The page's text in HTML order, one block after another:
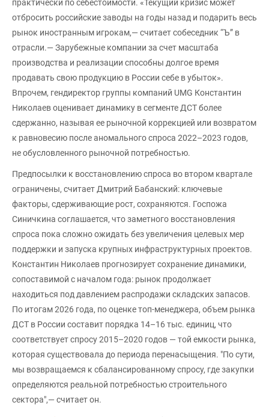
практически по себестоимости. «Текущий кризис может
отбросить российские заводы на годы назад и подарить весь
рынок иностранным игрокам,— считает собеседник “Ъ” в
отрасли.— Зарубежные компании за счет масштаба
производства и реализации способны долгое время
продавать свою продукцию в России себе в убыток».
Впрочем, гендиректор группы компаний UMG Константин
Николаев оценивает динамику в сегменте ДСТ более
сдержанно, называя ее рыночной коррекцией или возвратом
к равновесию после аномального спроса 2022–2023 годов,
не обусловленного рыночной потребностью.
Предпосылки к восстановлению спроса во втором квартале
ограничены, считает Дмитрий Бабанский: ключевые
факторы, сдерживающие рост, сохраняются. Госпожа
Синичкина соглашается, что заметного восстановления
спроса пока сложно ожидать без увеличения целевых мер
поддержки и запуска крупных инфраструктурных проектов.
Константин Николаев прогнозирует сохранение динамики,
сопоставимой с началом года: рынок продолжает
находиться под давлением распродажи складских запасов.
По итогам 2026 года, по оценке топ-менеджера, объем рынка
ДСТ в России составит порядка 14–16 тыс. единиц, что
соответствует спросу 2015–2020 годов — той емкости рынка,
которая существовала до периода перенасыщения. "По сути,
мы возвращаемся к сбалансированному спросу, где закупки
определяются реальной потребностью строительного
сектора",— считает он.